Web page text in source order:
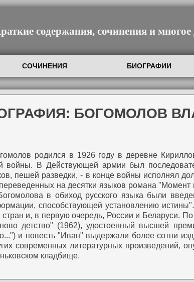
содержания, сочинения и многое
СОЧИНЕНИЯ БИОГРАФИИ
БОГОМОЛОВ
родился в 1926 году в деревне
войны. В Действующей армии был
пешей разведки, - в конце войны исполнял
на десятки языков романа
в обиход русского языка были
способствующей установлению
стран и, в первую очередь, России и Беларуси.
детство" (1962), удостоенный высшей
и повесть "Иван" выдержали более сотни
современных литературных произведений,
кладбище.